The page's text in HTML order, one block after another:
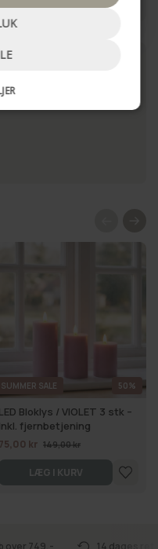
SUMMER SALE 50%
LED Bloklys / VIOLET 3 stk –
Inkl. fjernbetjening
75,00 kr 149,00 kr
LÆG I KURV
over 749,- 14 dages